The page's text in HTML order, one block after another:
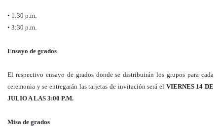
• 1:30 p.m.
• 3:30 p.m.
Ensayo de grados
El respectivo ensayo de grados donde se distribuirán los grupos para cada
ceremonia y se entregarán las tarjetas de invitación será el VIERNES 14 DE
JULIO A LAS 3:00 P.M.
Misa de grados